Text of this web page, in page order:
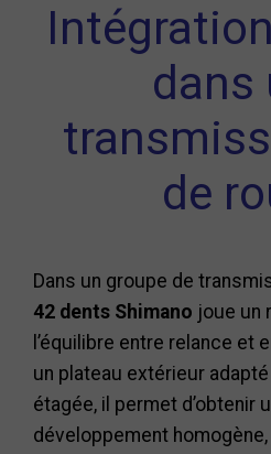
dans
de
Dans un groupe de
42 dents Shimano joue un
l’équilibre entre relance et
un plateau extérieur
étagée, il permet d’obtenir
développement